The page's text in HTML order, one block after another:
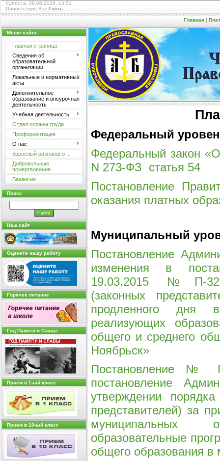
Суббота, 08.08.2026, 13:52
Приветствую Вас Гость
Главная |
Меню сайта
Главная страница
Сведения об
образовательной
организации
Локальные и нормативные
акты
Дополнительное
образование и внеурочная
деятельность
Учебная деятельность
Отдел охраны труда
Профориентация
О нас
Взрослый разговор о ...
Добровольные
пожертвования
Вакансии
Поиск
Наш сайт
Оцените нашу работу
Горячее питание
Год Памяти и Cлавы
Прием в 1-ый класс
Прием в 10-ый класс
Федеральный
Федеральный закон
N 273-ФЗ статья 54
Постановление
оказания платных
Муниципальный
Постановление
изменения в
19.03.2015 № П-328
(законных
продленного дня в
реализующих
общего и среднего
Ноябрьск»
Постановление №
постановление
утверждении
представителей) за
муниципальных
образовательные
общего образования в